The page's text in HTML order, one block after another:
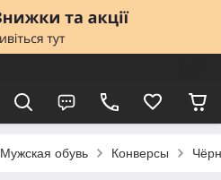
Мужская обувь Конверсы